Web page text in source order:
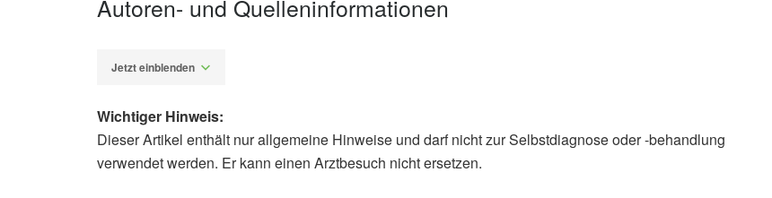
Autoren- und Quelleninformationen
Jetzt einblenden
Diplom-Redakteur (FH) Volker Blasek
Wichtiger Hinweis:
Dieser Artikel enthält nur allgemeine Hinweise und darf nicht zur Selbstdiagnose oder -behandlung
verwendet werden. Er kann einen Arztbesuch nicht ersetzen.